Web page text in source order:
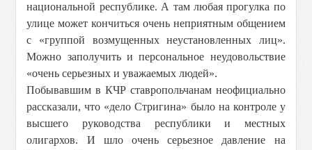
национальной республике. А там любая прогулка по
улице может кончиться очень неприятным общением
с «группой возмущенных неустановленных лиц».
Можно заполучить и персональное неудовольствие
«очень серьезных и уважаемых людей».
Побывавшим в КЧР ставропольчанам неофициально
рассказали, что «дело Стригина» было на контроле у
высшего руководства республики и местных
олигархов. И шло очень серьезное давление на